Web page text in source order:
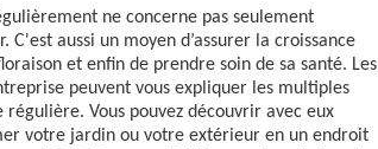
ne concerne pas seulement
C'est aussi un moyen d’assurer la croissance
et enfin de prendre soin de sa santé. Les
peuvent vous expliquer les multiples
Vous pouvez découvrir avec eux
votre jardin ou votre extérieur en un endroit